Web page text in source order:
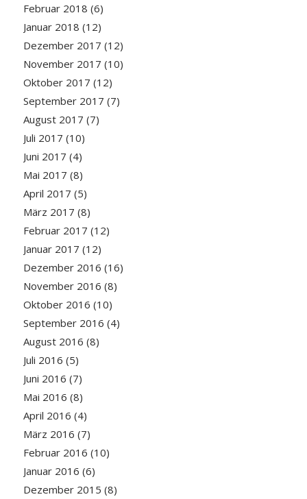
Februar 2018 (6)
Januar 2018 (12)
Dezember 2017 (12)
November 2017 (10)
Oktober 2017 (12)
September 2017 (7)
August 2017 (7)
Juli 2017 (10)
Juni 2017 (4)
Mai 2017 (8)
April 2017 (5)
März 2017 (8)
Februar 2017 (12)
Januar 2017 (12)
Dezember 2016 (16)
November 2016 (8)
Oktober 2016 (10)
September 2016 (4)
August 2016 (8)
Juli 2016 (5)
Juni 2016 (7)
Mai 2016 (8)
April 2016 (4)
März 2016 (7)
Februar 2016 (10)
Januar 2016 (6)
Dezember 2015 (8)